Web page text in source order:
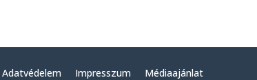
Adatvédelem Impresszum Médiaajánlat